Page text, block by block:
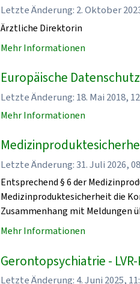
Letzte Änderung: 2. Oktober
Ärztliche Direktorin
Mehr Informationen
Europäische
Letzte Änderung: 18. Mai 2018,
Mehr Informationen
Letzte Änderung: 31. Juli 2026,
Entsprechend § 6 der
Medizinproduktesicherheit die
Zusammenhang mit Meldungen
Mehr Informationen
Gerontopsychiatrie -
Letzte Änderung: 4. Juni 2025,